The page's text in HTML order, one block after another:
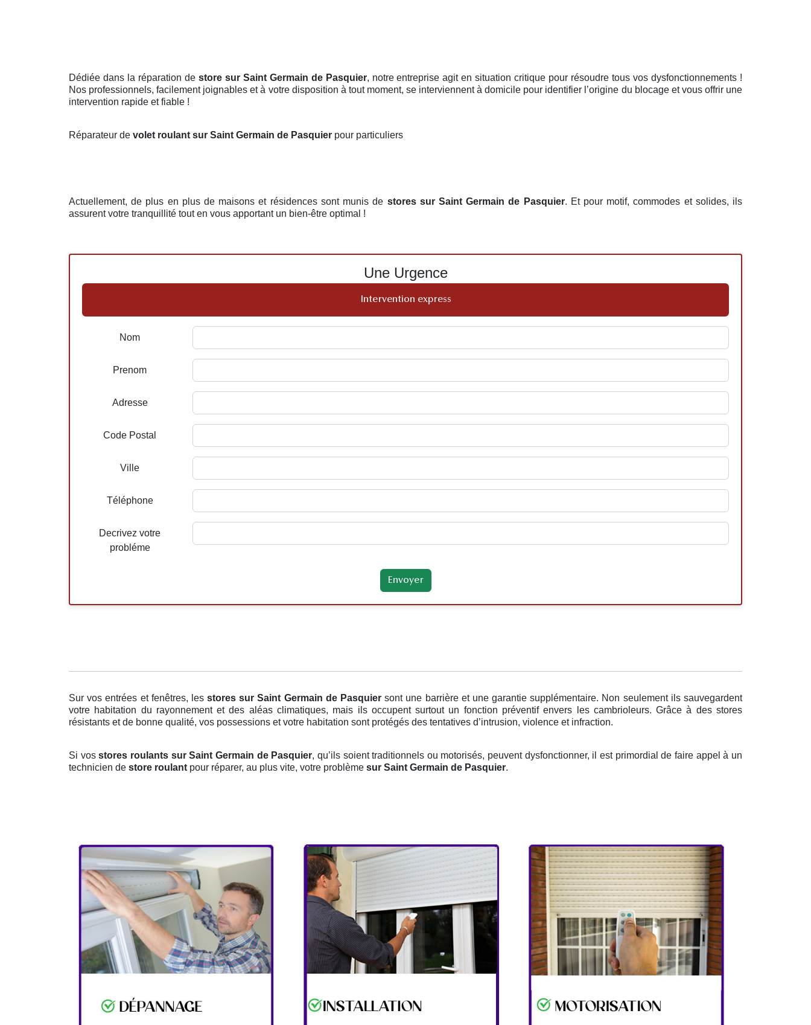
Dédiée dans la réparation de store sur Saint Germain de Pasquier, notre entreprise agit en situation critique pour résoudre tous vos dysfonctionnements !
Nos professionnels, facilement joignables et à votre disposition à tout moment, se interviennent à domicile pour identifier l’origine du blocage et vous offrir une
intervention rapide et fiable !
Réparateur de volet roulant sur Saint Germain de Pasquier pour particuliers
Actuellement, de plus en plus de maisons et résidences sont munis de stores sur Saint Germain de Pasquier. Et pour motif, commodes et solides, ils
assurent votre tranquillité tout en vous apportant un bien-être optimal !
Une Urgence
Intervention express
Nom
Prenom
Adresse
Code Postal
Ville
Téléphone
Decrivez votre
probléme
Sur vos entrées et fenêtres, lesstores sur Saint Germain de Pasquiersont une barrière et une garantie supplémentaire. Non seulement ils sauvegardent
votre habitation du rayonnement et des aléas climatiques, mais ils occupent surtout un fonction préventif envers les cambrioleurs. Grâce à des stores
résistants et de bonne qualité, vos possessions et votre habitation sont protégés des tentatives d’intrusion, violence et infraction.
Si vosstores roulants sur Saint Germain de Pasquier, qu’ils soient traditionnels ou motorisés, peuvent dysfonctionner, il est primordial de faire appel à un
technicien de store roulant pour réparer, au plus vite, votre problème sur Saint Germain de Pasquier.